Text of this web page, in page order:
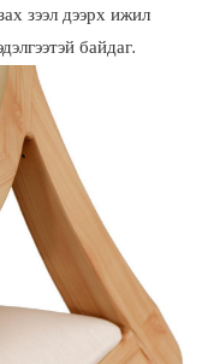
зээл дээрх ижил
байдаг.